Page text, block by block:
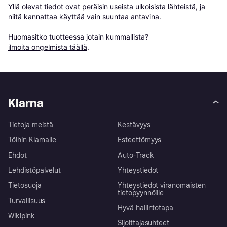
Yllä olevat tiedot ovat peräisin useista ulkoisista lähteistä, ja
niitä kannattaa käyttää vain suuntaa antavina.
Huomasitko tuotteessa jotain kummallista?
ilmoita ongelmista täällä.
Klarna
Tietoja meistä
Töihin Klarnalle
Ehdot
Lehdistöpalvelut
Tietosuoja
Turvallisuus
Wikipink
Kestävyys
Esteettömyys
Auto-Track
Yhteystiedot
Yhteystiedot viranomaisten
tietopyynnöille
Hyvä hallintotapa
Sijoittajasuhteet